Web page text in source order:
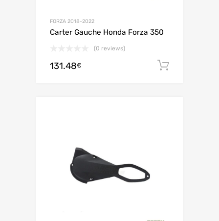
FORZA 2018-2022
Carter Gauche Honda Forza 350
(0 reviews)
131.48€